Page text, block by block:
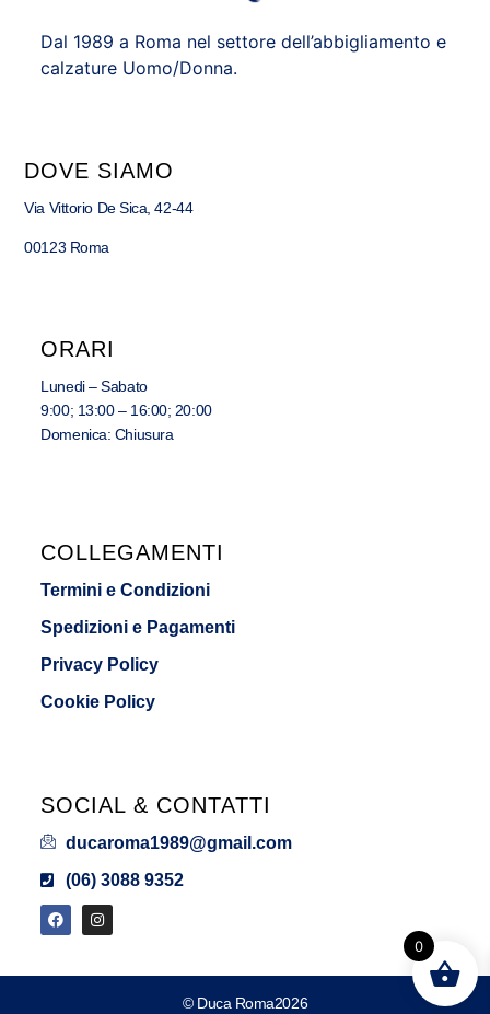
Dal 1989 a Roma nel settore dell’abbigliamento e
calzature Uomo/Donna.
DOVE SIAMO
Via Vittorio De Sica, 42-44
00123 Roma
ORARI
Lunedi – Sabato
9:00; 13:00 – 16:00; 20:00
Domenica: Chiusura
COLLEGAMENTI
Termini e Condizioni
Spedizioni e Pagamenti
Privacy Policy
Cookie Policy
SOCIAL & CONTATTI
ducaroma1989@gmail.com
(06) 3088 9352
© Duca Roma2026
0